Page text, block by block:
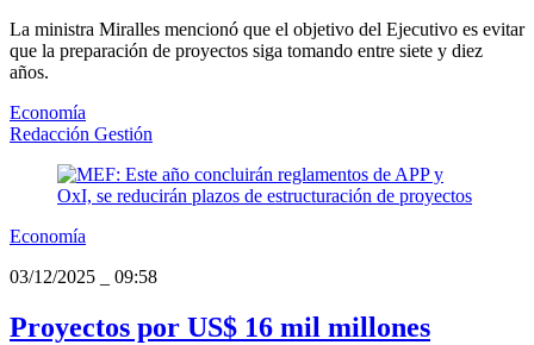
La ministra Miralles mencionó que el objetivo del Ejecutivo es evitar
que la preparación de proyectos siga tomando entre siete y diez
años.
Economía
Redacción Gestión
Economía
03/12/2025
09:58
Proyectos por US$ 16 mil millones